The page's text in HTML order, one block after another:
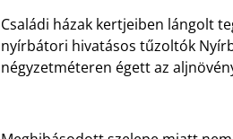
Családi házak kertjeiben lángolt
nyírbátori hivatásos tűzoltók
négyzetméteren égett az